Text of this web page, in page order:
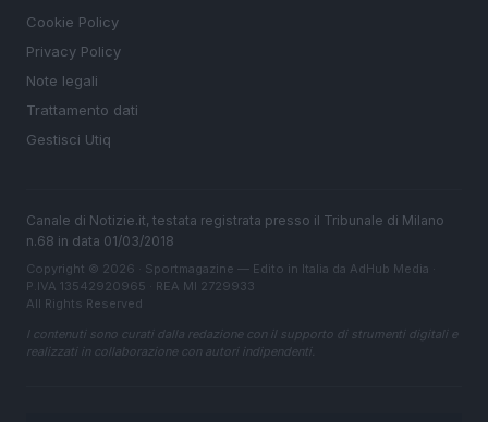
Cookie Policy
Privacy Policy
Note legali
Trattamento dati
Gestisci Utiq
Canale di Notizie.it, testata registrata presso il Tribunale di Milano
n.68 in data 01/03/2018
Copyright © 2026 · Sportmagazine — Edito in Italia da AdHub Media
P.IVA 13542920965 · REA MI 2729933
All Rights Reserved
I contenuti sono curati dalla redazione con il supporto di strumenti digitali e
realizzati in collaborazione con autori indipendenti.